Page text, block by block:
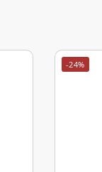
-24%